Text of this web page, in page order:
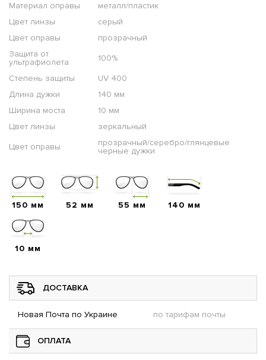
Материал оправы
металл/пластик
Цвет линзы
серый
Цвет оправы
прозрачный
Защита от
ультрафиолета
100%
Степень защиты
UV 400
Длина дужки
140 мм
Ширина моста
10 мм
Цвет линзы
зеркальный
Цвет оправы
прозрачный/серебро/глянцевые
черные дужки
150 мм 52 мм 55 мм 140 мм
10 мм
ДОСТАВКА
Новая Почта по Украине по тарифам почты
ОПЛАТА